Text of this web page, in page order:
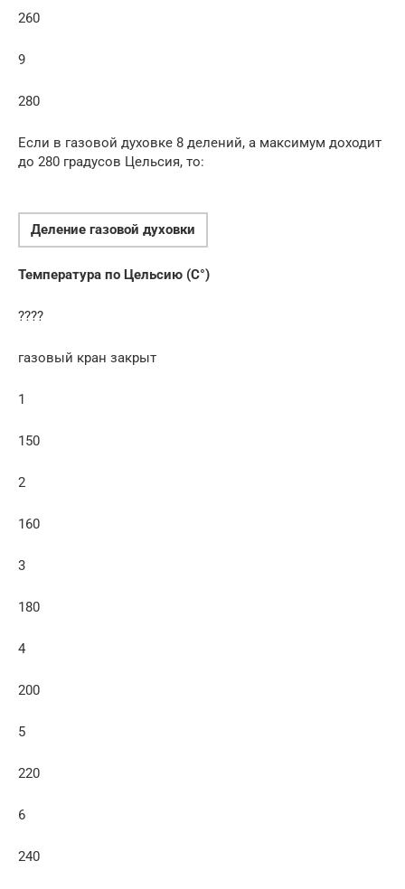
260
9
280
Если в газовой духовке 8 делений, а максимум доходит
до 280 градусов Цельсия, то:
Деление газовой духовки
Температура по Цельсию (C°)
????
газовый кран закрыт
1
150
2
160
3
180
4
200
5
220
6
240